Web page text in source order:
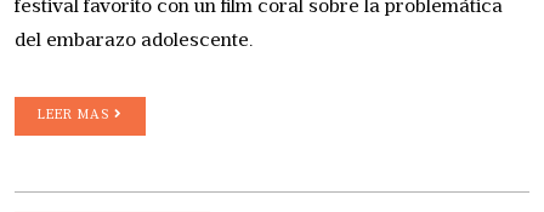
festival favorito con un film coral sobre la problemática
del embarazo adolescente.
LEER MAS